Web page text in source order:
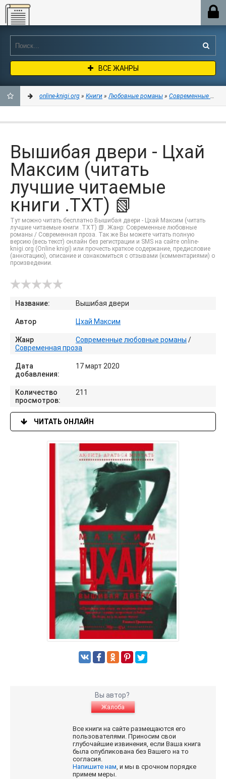
Online-knigi.org
ВСЕ ЖАНРЫ
ЗАКЛАДКИ
online-knigi.org » Книги »Любовные романы » Современные
Вышибая двери - Цхай
Максим (читать
лучшие читаемые
книги .TXT) 📗
Тут можно читать бесплатно Вышибая двери - Цхай Максим (читать
лучшие читаемые книги .TXT) 📗. Жанр: Современные любовные
романы / Современная проза. Так же Вы можете читать полную
версию (весь текст) онлайн без регистрации и SMS на сайте online-
knigi.org (Online knigi) или прочесть краткое содержание, предисловие
(аннотацию), описание и ознакомиться с отзывами (комментариями) о
произведении.
Название: Вышибая двери
Автор Цхай Максим
Жанр Современные любовные романы /
Современная проза
Дата
добавления:
17 март 2020
Количество
просмотров:
211
ЧИТАТЬ ОНЛАЙН
Вы автор?
Жалоба
Все книги на сайте размещаются его
пользователями. Приносим свои
глубочайшие извинения, если Ваша книга
была опубликована без Вашего на то
согласия.
Напишите нам, и мы в срочном порядке
примем меры.